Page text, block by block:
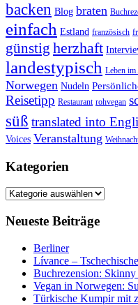
backen Blog braten
einfach Estland französisch
günstig herzhaft
landestypisch Leben
Norwegen Nudeln
Reisetipp Restaurant rohvegan
süß translated into
Voices Veranstaltung
Kategorien
Kategorien
Neueste Beiträge
Berliner
Lívance –
Buchrezension:
Vegan in Norwegen:
Türkische Kumpir mit